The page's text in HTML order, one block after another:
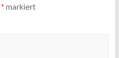
*markiert